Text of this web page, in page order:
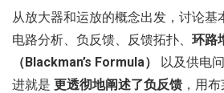
从放大器和运放的概念出发，讨论基
电路分析、负反馈、反馈拓扑、 环路
（Blackman’s Formula）
以及供电
进就是 更透彻地阐述了负反馈 ，用